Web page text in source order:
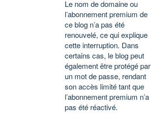
Le nom de domaine ou
l’abonnement premium de
ce blog n’a pas été
renouvelé, ce qui explique
cette interruption. Dans
certains cas, le blog peut
également être protégé par
un mot de passe, rendant
son accès limité tant que
l’abonnement premium n’a
pas été réactivé.